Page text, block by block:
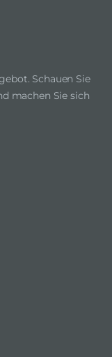
Schauen Sie
machen Sie sich